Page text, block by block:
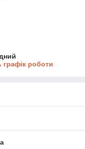
графік роботи